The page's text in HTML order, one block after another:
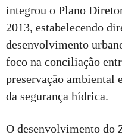
integrou o Plano
2013, estabelecendo
desenvolvimento
foco na conciliação
preservação ambiental
da segurança hídrica.
O desenvolvimento do